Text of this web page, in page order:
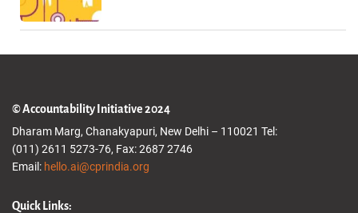
© Accountability Initiative 2024
Dharam Marg, Chanakyapuri, New Delhi – 110021 Tel:
(011) 2611 5273-76, Fax: 2687 2746
Email: hello.ai@cprindia.org
Quick Links: